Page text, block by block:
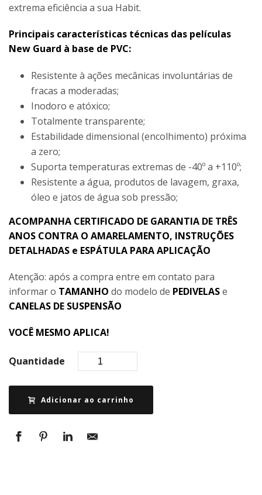
extrema eficiência a sua Habit.
Principais características técnicas das películas
New Guard à base de PVC:
Resistente à ações mecânicas involuntárias de
fracas a moderadas;
Inodoro e atóxico;
Totalmente transparente;
Estabilidade dimensional (encolhimento) próxima
a zero;
Suporta temperaturas extremas de -40º a +110º;
Resistente a água, produtos de lavagem, graxa,
óleo e jatos de água sob pressão;
ACOMPANHA CERTIFICADO DE GARANTIA DE TRÊS
ANOS CONTRA O AMARELAMENTO, INSTRUÇÕES
DETALHADAS e ESPÁTULA PARA APLICAÇÃO
Atenção: após a compra entre em contato para
informar o TAMANHO do modelo de PEDIVELASe
CANELAS DE SUSPENSÃO
VOCÊ MESMO APLICA!
Quantidade
Adicionar ao carrinho